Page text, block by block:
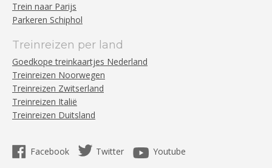
Trein naar Parijs
Parkeren Schiphol
Treinreizen per land
Goedkope treinkaartjes Nederland
Treinreizen Noorwegen
Treinreizen Zwitserland
Treinreizen Italië
Treinreizen Duitsland
Facebook Twitter Youtube